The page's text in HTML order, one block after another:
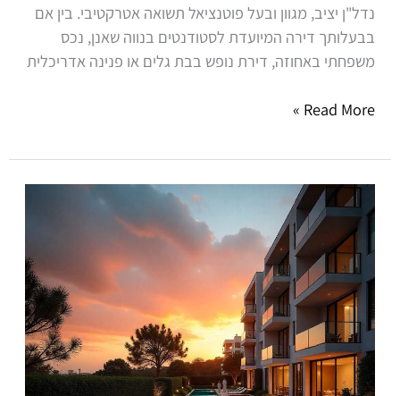
נדל"ן יציב, מגוון ובעל פוטנציאל תשואה אטרקטיבי. בין אם
בבעלותך דירה המיועדת לסטודנטים בנווה שאנן, נכס
משפחתי באחוזה, דירת נופש בבת גלים או פנינה אדריכלית
Read More »
ניהול
נכסים
ברעננה,
כפר
סבא
והוד
השרון